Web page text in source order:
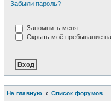
Забыли пароль?
Запомнить меня
Скрыть моё пребывание
На главную Список форумов